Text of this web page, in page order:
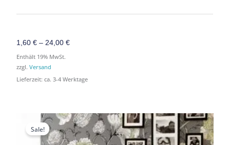
1,60€ – 24,00€
Enthält 19% MwSt.
zzgl.Versand
Lieferzeit: ca. 3-4 Werktage
Sale!
Preisspanne:
1,60 €
bis
Preisspanne:
1,60 €
bis